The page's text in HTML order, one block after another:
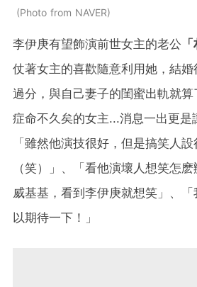
Photo from NAVER
李伊庚有望飾演前世女主的老公
仗著女主的喜歡隨意利用她，結
過分，與自己妻子的閨蜜出軌就
症命不久矣的女主...消息一出更是
「雖然他演技很好，但是搞笑人
（笑）」、「看他演壞人想笑怎
威基基，看到李伊庚就想笑」、
以期待一下！」